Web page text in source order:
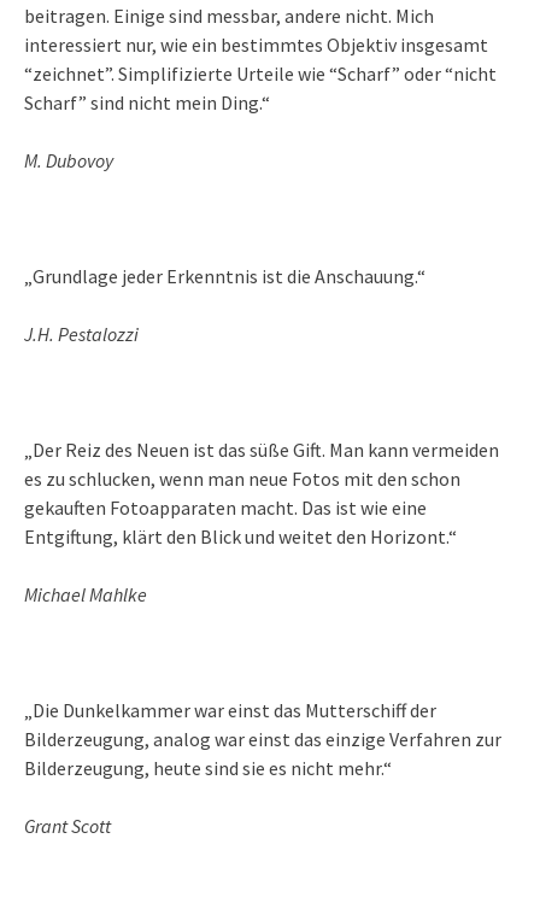
beitragen. Einige sind messbar, andere nicht. Mich
interessiert nur, wie ein bestimmtes Objektiv insgesamt
“zeichnet”. Simplifizierte Urteile wie “Scharf” oder “nicht
Scharf” sind nicht mein Ding.“
M. Dubovoy
„Grundlage jeder Erkenntnis ist die Anschauung.“
J.H. Pestalozzi
„Der Reiz des Neuen ist das süße Gift. Man kann vermeiden
es zu schlucken, wenn man neue Fotos mit den schon
gekauften Fotoapparaten macht. Das ist wie eine
Entgiftung, klärt den Blick und weitet den Horizont.“
Michael Mahlke
„Die Dunkelkammer war einst das Mutterschiff der
Bilderzeugung, analog war einst das einzige Verfahren zur
Bilderzeugung, heute sind sie es nicht mehr.“
Grant Scott